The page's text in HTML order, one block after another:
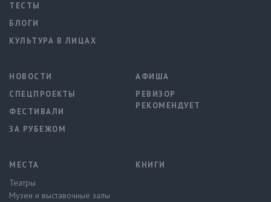
ТЕСТЫ
БЛОГИ
КУЛЬТУРА В ЛИЦАХ
НОВОСТИ
СПЕЦПРОЕКТЫ
ФЕСТИВАЛИ
ЗА РУБЕЖОМ
АФИША
РЕВИЗОР
РЕКОМЕНДУЕТ
МЕСТА
Театры
Музеи и выставочные залы
КНИГИ